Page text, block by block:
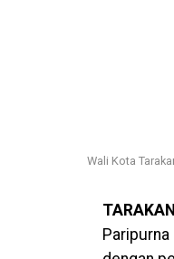
Wali Kota
Paripurna